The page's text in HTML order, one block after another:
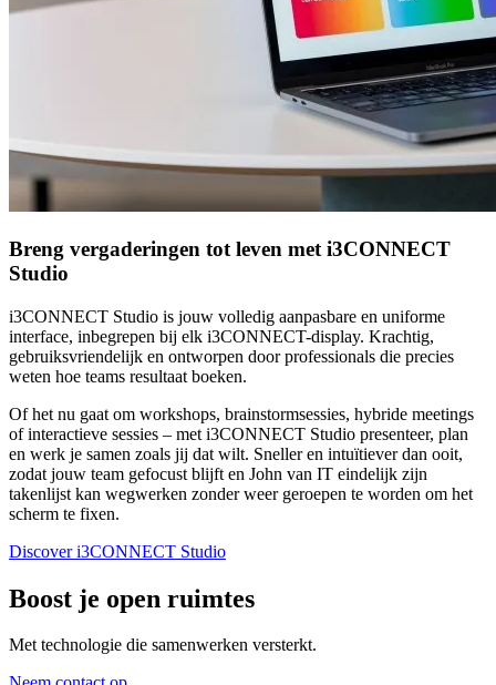
Breng vergaderingen tot leven met i3CONNECT
Studio
i3CONNECT Studio is jouw volledig aanpasbare en uniforme
interface, inbegrepen bij elk i3CONNECT-display. Krachtig,
gebruiksvriendelijk en ontworpen door professionals die precies
weten hoe teams resultaat boeken.
Of het nu gaat om workshops, brainstormsessies, hybride meetings
of interactieve sessies – met i3CONNECT Studio presenteer, plan
en werk je samen zoals jij dat wilt. Sneller en intuïtiever dan ooit,
zodat jouw team gefocust blijft en John van IT eindelijk zijn
takenlijst kan wegwerken zonder weer geroepen te worden om het
scherm te fixen.
Discover i3CONNECT Studio
Boost je open ruimtes
Met technologie die samenwerken versterkt.